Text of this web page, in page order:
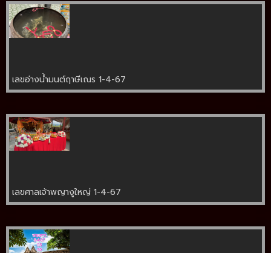
เลขอ่างน้ำมนต์ฤาษีเณร 1-4-67
เลขศาลเจ้าพญางูใหญ่ 1-4-67